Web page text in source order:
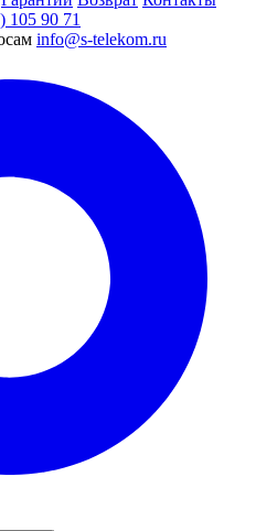
105 90 71
info@s-telekom.ru